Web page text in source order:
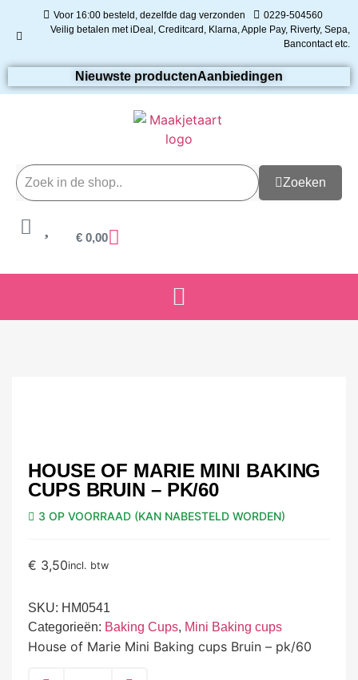
Voor 16:00 besteld, dezelfde dag verzonden
0229-504560
Veilig betalen met iDeal, Creditcard, Klarna, Apple Pay, Riverty, Sepa,
Bancontact etc.
Nieuwste productenAanbiedingen
Zoeken
€ 0,00
HOUSE OF MARIE MINI BAKING
CUPS BRUIN – PK/60
3 OP VOORRAAD (KAN NABESTELD WORDEN)
€ 3,50incl. btw
SKU: HM0541
Categorieën: Baking Cups, Mini Baking cups
House of Marie Mini Baking cups Bruin – pk/60